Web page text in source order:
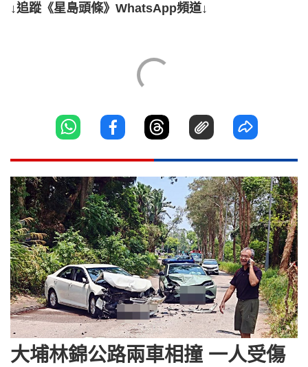
↓追蹤《星島頭條》WhatsApp頻道↓
大埔林錦公路兩車相撞 一人受傷